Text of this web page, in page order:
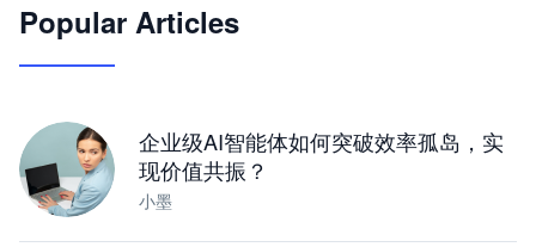
JimoClaw 桌面 AI Agent 工作台
Popular Articles
企业级AI智能体如何突破效率孤岛，实
现价值共振？
小墨